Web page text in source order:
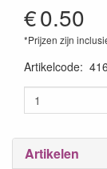
€0.50
*Prijzen zijn
Artikelcode:
Artikelen